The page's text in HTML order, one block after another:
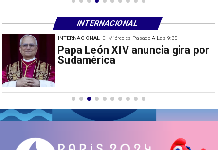
El Miércoles Pasado A Las 9:35
China restringe exportación de
drones a EEUU y sanciona
INTERNACIONAL
INTERNACIONAL